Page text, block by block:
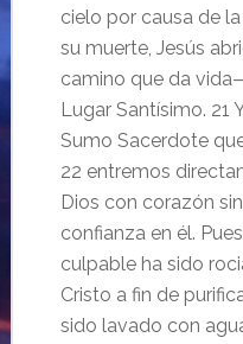
cielo por causa de
su muerte, Jesús
camino que da
Lugar Santísimo. 21
Sumo Sacerdote
22 entremos
Dios con corazón
confianza en él.
culpable ha sido
Cristo a fin de
sido lavado con